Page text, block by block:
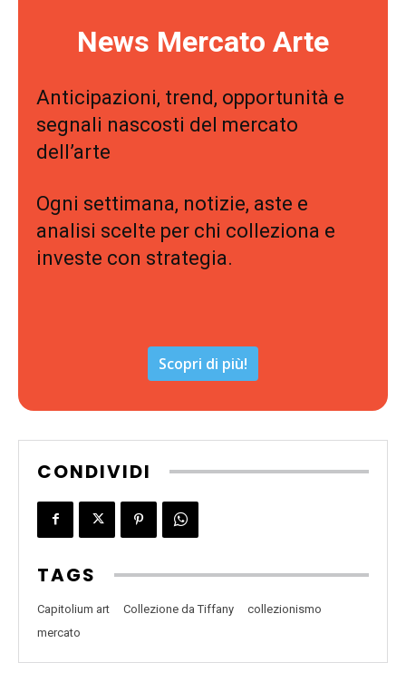
News Mercato Arte
Anticipazioni, trend, opportunità e
segnali nascosti del mercato
dell’arte
Ogni settimana, notizie, aste e
analisi scelte per chi colleziona e
investe con strategia.
Scopri di più!
CONDIVIDI
TAGS
Capitolium art Collezione da Tiffany
collezionismo
mercato